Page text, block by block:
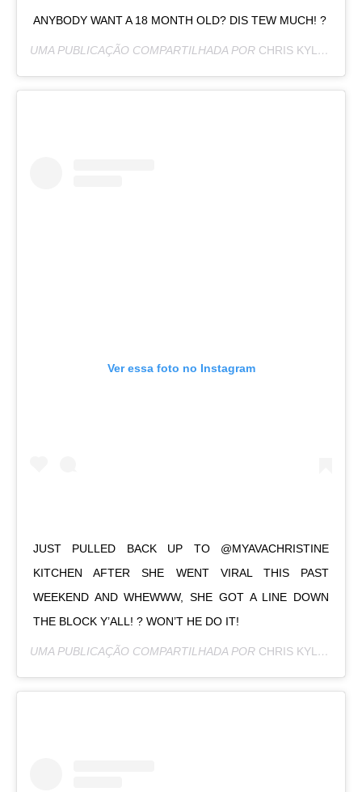
ANYBODY WANT A 18 MONTH OLD? DIS TEW MUCH! ?
UMA PUBLICAÇÃO COMPARTILHADA POR CHRIS KYLE | HASHTAG PROPS
Ver essa foto no Instagram
JUST PULLED BACK UP TO @MYAVACHRISTINE
KITCHEN AFTER SHE WENT VIRAL THIS PAST
WEEKEND AND WHEWWW, SHE GOT A LINE DOWN
THE BLOCK Y’ALL! ? WON’T HE DO IT!
UMA PUBLICAÇÃO COMPARTILHADA POR CHRIS KYLE | HASHTAG PROPS